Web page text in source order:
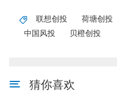
联想创投 荷塘创投
中国风投
贝橙创投
猜你喜欢